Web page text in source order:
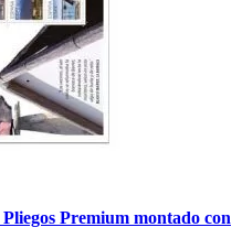
Premium montado con